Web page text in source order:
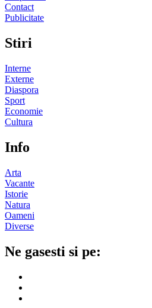
Contact
Publicitate
Stiri
Interne
Externe
Diaspora
Sport
Economie
Cultura
Info
Arta
Vacante
Istorie
Natura
Oameni
Diverse
Ne gasesti si pe: